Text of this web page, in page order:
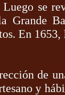
se
Grande
En
de
y